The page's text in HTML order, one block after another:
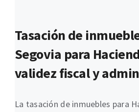
Tasación de
Segovia para
validez fiscal y
La tasación de inmuebles para